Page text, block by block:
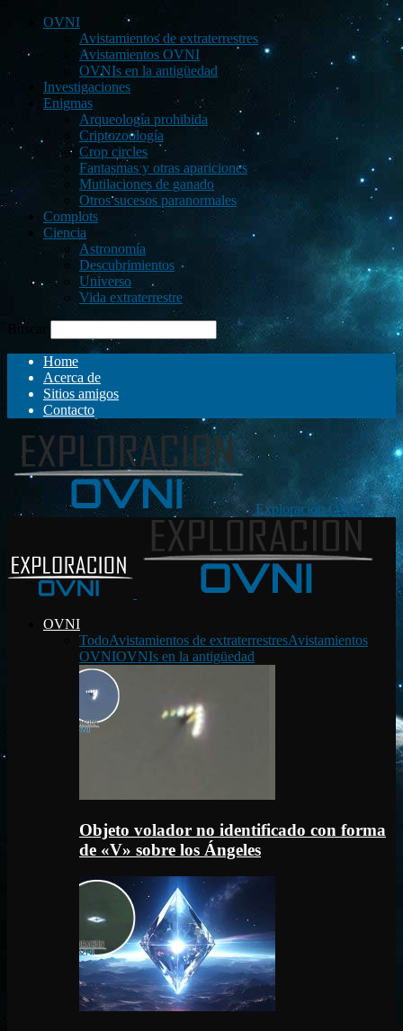
OVNI
Avistamientos de extraterrestres
Avistamientos OVNI
OVNIs en la antigüedad
Investigaciones
Enigmas
Arqueología prohibida
Criptozoología
Crop circles
Fantasmas y otras apariciones
Mutilaciones de ganado
Otros sucesos paranormales
Complots
Ciencia
Astronomía
Descubrimientos
Universo
Vida extraterrestre
Buscar
Home
Acerca de
Sitios amigos
Contacto
Exploración OVNI
OVNI
TodoAvistamientos de extraterrestresAvistamientos
OVNIOVNIs en la antigüedad
Objeto volador no identificado con forma
de «V» sobre los Ángeles